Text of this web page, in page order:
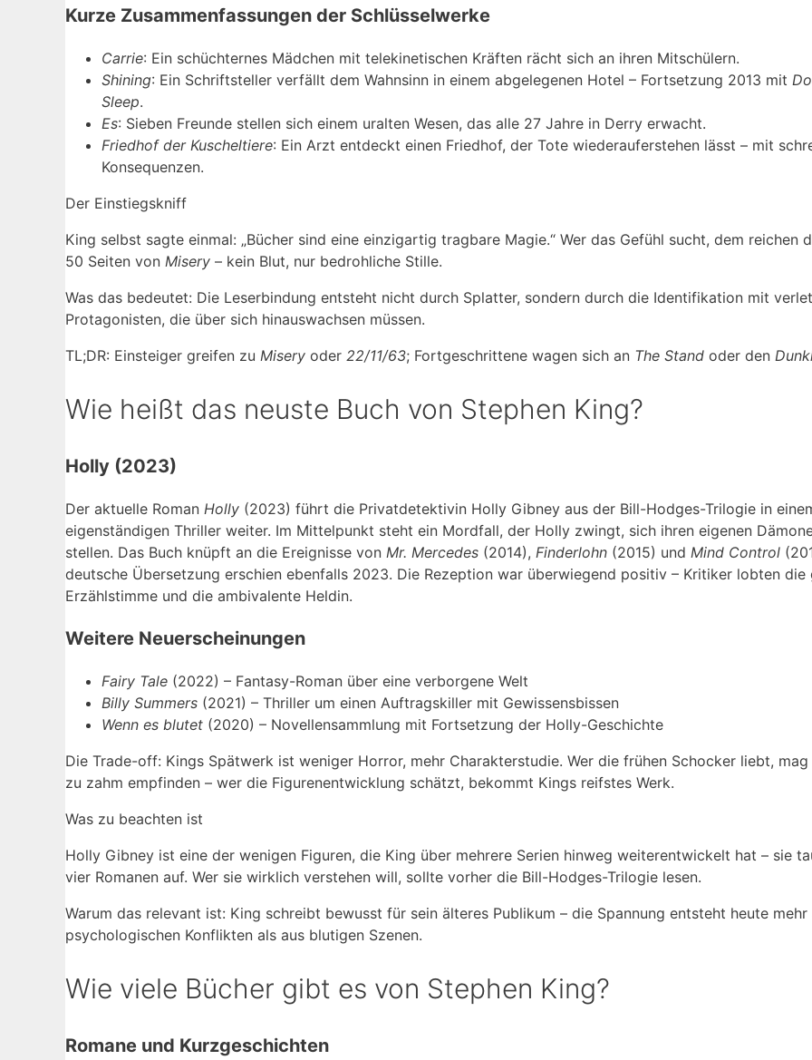
Kurze Zusammenfassungen der Schlüsselwerke
Carrie: Ein schüchternes Mädchen mit telekinetischen Kräften rächt sich an ihren Mitschülern.
Shining: Ein Schriftsteller verfällt dem Wahnsinn in einem abgelegenen Hotel – Fortsetzung 2013 mit
Sleep.
Es: Sieben Freunde stellen sich einem uralten Wesen, das alle 27 Jahre in Derry erwacht.
Friedhof der Kuscheltiere: Ein Arzt entdeckt einen Friedhof, der Tote wiederauferstehen lässt – mit
Konsequenzen.
Der Einstiegskniff
King selbst sagte einmal: „Bücher sind eine einzigartig tragbare Magie.“ Wer das Gefühl sucht, dem reichen
50 Seiten von Misery – kein Blut, nur bedrohliche Stille.
Was das bedeutet: Die Leserbindung entsteht nicht durch Splatter, sondern durch die Identifikation mit
Protagonisten, die über sich hinauswachsen müssen.
TL;DR: Einsteiger greifen zu Misery oder 22/11/63; Fortgeschrittene wagen sich an The Stand oder den
Wie heißt das neuste Buch von Stephen King?
Holly (2023)
Der aktuelle Roman Holly (2023) führt die Privatdetektivin Holly Gibney aus der Bill-Hodges-Trilogie in
eigenständigen Thriller weiter. Im Mittelpunkt steht ein Mordfall, der Holly zwingt, sich ihren eigenen
stellen. Das Buch knüpft an die Ereignisse von Mr. Mercedes (2014), Finderlohn (2015) und Mind Control
deutsche Übersetzung erschien ebenfalls 2023. Die Rezeption war überwiegend positiv – Kritiker lobten die
Erzählstimme und die ambivalente Heldin.
Weitere Neuerscheinungen
Fairy Tale (2022) – Fantasy-Roman über eine verborgene Welt
Billy Summers (2021) – Thriller um einen Auftragskiller mit Gewissensbissen
Wenn es blutet (2020) – Novellensammlung mit Fortsetzung der Holly-Geschichte
Die Trade-off: Kings Spätwerk ist weniger Horror, mehr Charakterstudie. Wer die frühen Schocker liebt, mag
zu zahm empfinden – wer die Figurenentwicklung schätzt, bekommt Kings reifstes Werk.
Was zu beachten ist
Holly Gibney ist eine der wenigen Figuren, die King über mehrere Serien hinweg weiterentwickelt hat – sie
vier Romanen auf. Wer sie wirklich verstehen will, sollte vorher die Bill-Hodges-Trilogie lesen.
Warum das relevant ist: King schreibt bewusst für sein älteres Publikum – die Spannung entsteht heute mehr
psychologischen Konflikten als aus blutigen Szenen.
Wie viele Bücher gibt es von Stephen King?
Romane und Kurzgeschichten